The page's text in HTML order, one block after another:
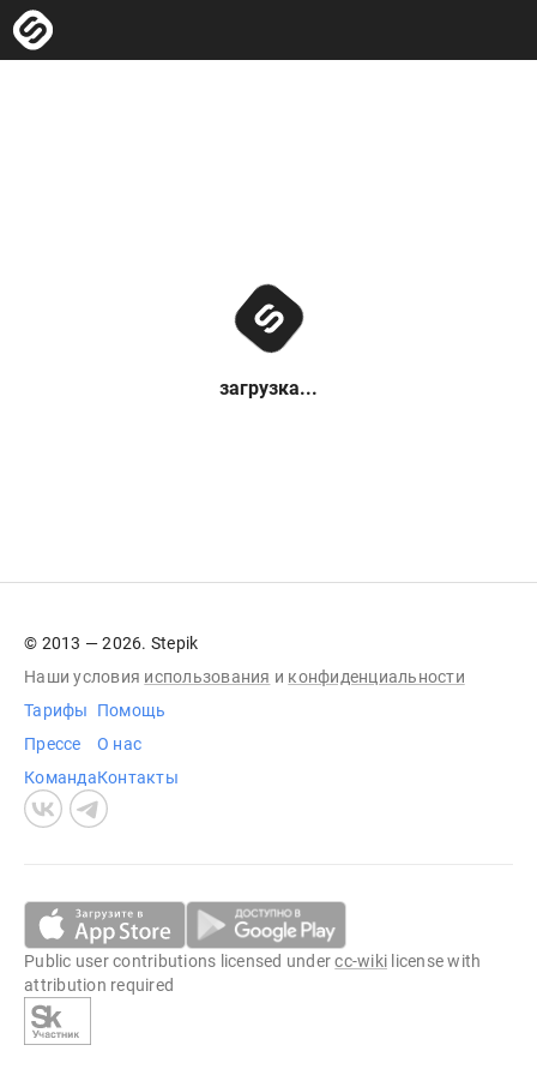
загрузка...
© 2013 — 2026. Stepik
Наши условия использования и конфиденциальности
Тарифы
Прессе
Команда
Помощь
О нас
Контакты
Public user contributions licensed undercc-wiki license with
attribution required